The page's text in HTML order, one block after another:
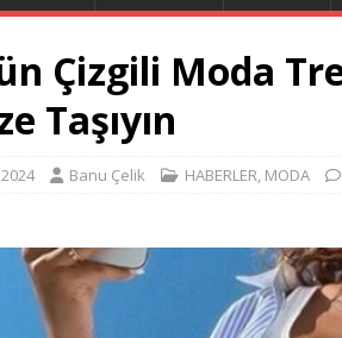
ün Çizgili Moda
Taşıyın
Banu Çelik HABERLER, MODA